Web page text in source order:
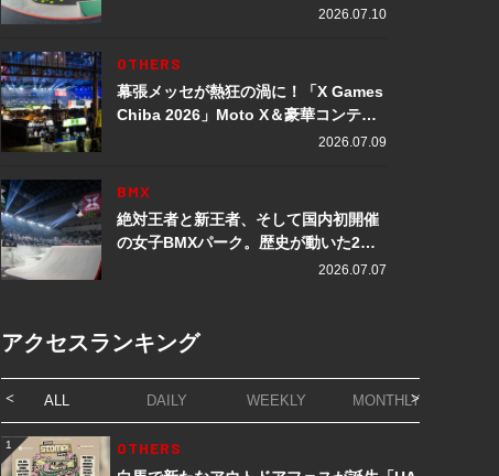
ダル獲得など数々の快挙をプレイバッ
2026.07.10
OTHERS
幕張メッセが熱狂の渦に！「X Games
Chiba 2026」Moto X＆豪華コンテン
2026.07.09
BMX
絶対王者と新王者、そして国内初開催
の女子BMXパーク。歴史が動いた2日
2026.07.07
アクセスランキング
ALL DAILY WEEKLY MONTHLY
1 OTHERS